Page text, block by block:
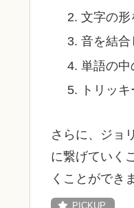
文字の形
音を結合
単語の中
トリッ
さらに、ジョ
に繋げていく
くことができ